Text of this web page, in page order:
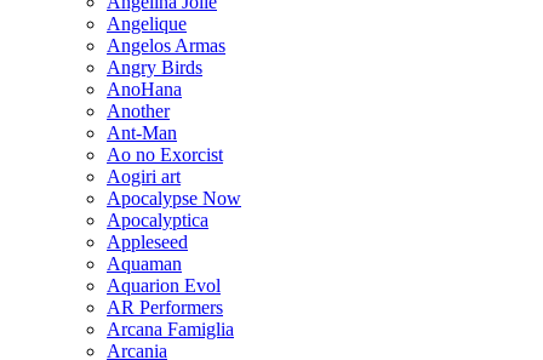
Angelique
Angelos Armas
Angry Birds
AnoHana
Another
Ant-Man
Ao no Exorcist
Aogiri art
Apocalypse Now
Apocalyptica
Appleseed
Aquaman
Aquarion Evol
AR Performers
Arcana Famiglia
Arcania